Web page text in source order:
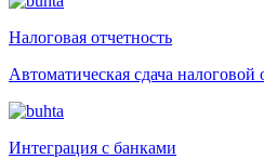
Налоговая отчетность
Автоматическая сдача налоговой
Интеграция с банками